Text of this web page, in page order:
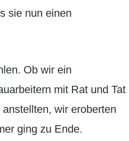
sie nun einen
Ob wir ein
mit Rat und Tat
wir eroberten
ging zu Ende.